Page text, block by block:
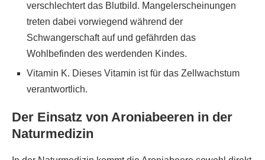
verschlechtert das Blutbild. Mangelerscheinungen
treten dabei vorwiegend während der
Schwangerschaft auf und gefährden das
Wohlbefinden des werdenden Kindes.
Vitamin K. Dieses Vitamin ist für das Zellwachstum
verantwortlich.
Der Einsatz von Aroniabeeren in der
Naturmedizin